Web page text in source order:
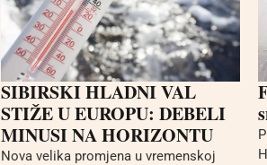
SIBIRSKI HLADNI VAL
STIŽE U EUROPU: DEBELI
MINUSI NA HORIZONTU
Nova velika promjena u vremenskoj